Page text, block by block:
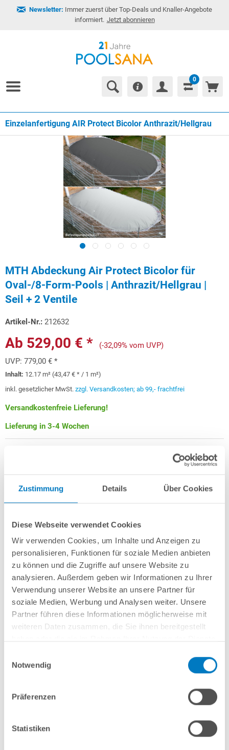
Zustimmung Details Über Cookies
Diese Webseite verwendet Cookies
Wir verwenden Cookies, um Inhalte und Anzeigen zu
personalisieren, Funktionen für soziale Medien anbieten
zu können und die Zugriffe auf unsere Website zu
analysieren. Außerdem geben wir Informationen zu Ihrer
Verwendung unserer Website an unsere Partner für
soziale Medien, Werbung und Analysen weiter. Unsere
Partner führen diese Informationen möglicherweise mit
weiteren Daten zusammen, die Sie ihnen bereitgestellt
Notwendig
Präferenzen
Statistiken
Newsletter: Immer zuerst über Top-Deals und Knaller-Angebote
informiert. Jetzt abonnieren
0
Einzelanfertigung AIR Protect Bicolor Anthrazit/Hellgrau
MTH Abdeckung Air Protect Bicolor für
Oval-/8-Form-Pools | Anthrazit/Hellgrau |
Seil + 2 Ventile
Artikel-Nr.: 212632
Ab 529,00 € *
(-32,09% vom UVP)
UVP: 779,00 € *
Inhalt: 12.17 m² (43,47 € * / 1 m²)
inkl. gesetzlicher MwSt. zzgl. Versandkosten; ab 99,- frachtfrei
Versandkostenfreie Lieferung!
Lieferung in 3-4 Wochen
Achtformpool (Zuschnitt stets oval! )
In vielen Größen verfügbar
Beidseitigaus extrem reißfester, mitPVC beschichteter Polyesterplane
mit einem Gewicht vonjeweils 580 g/m²
Bicolor-Ausführung
: Eine Seite anthrazit, eine Seite hellgrau
2 Ein- und Auslassventile (1 pro Seite) mit 1 Ventileinlassadapter zum
Anschluss an ein Gebläse
Am Rand eingearbeitete Ösen (Abstand ca. alle 60 cm)
Inkl. robustem, 6 mm starkem Gummizugseil
Beckengröße: